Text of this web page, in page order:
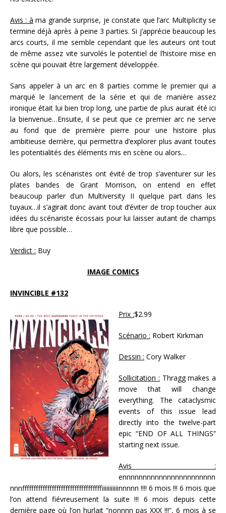
Avis : à ma grande surprise, je constate que l’arc Multiplicity se
termine déjà après à peine 3 parties. Si j’apprécie beaucoup les
arcs courts, il me semble cependant que les auteurs ont tout
de même assez vite survolés le potentiel de l’histoire mise en
scène qui pouvait être largement développée.
Sans appeler à un arc en 8 parties comme le premier qui a
marqué le lancement de la série et qui de manière assez
ironique était lui bien trop long, une partie de plus aurait été ici
la bienvenue…Ensuite, il se peut que ce premier arc ne serve
au fond que de première pierre pour une histoire plus
ambitieuse derrière, qui permettra d’explorer plus avant toutes
les potentialités des éléments mis en scène ou alors…
Ou alors, les scénaristes ont évité de trop s’aventurer sur les
plates bandes de Grant Morrison, on entend en effet
beaucoup parler d’un Multiversity II quelque part dans les
tuyaux…il s’agirait donc avant tout d’éviter de trop toucher aux
idées du scénariste écossais pour lui laisser autant de champs
libre que possible…
Verdict : Buy
IMAGE COMICS
INVINCIBLE #132
Prix :$2.99
Scénario : Robert Kirkman
Dessin : Cory Walker
Sollicitation : Thragg makes a
move that will change
everything. The cataclysmic
events of this issue lead
directly into the twelve-part
epic “END OF ALL THINGS”
starting next issue.
Avis :
ennnnnnnnnnnnnnnnnnnnnnn
nnnfffffffffffffffffffffffffffffffffffiiiiiiiiiiinnnnn !!!! 6 mois !!! 6 mois que
l’on attend fiévreusement la suite !!! 6 mois depuis cette
dernière page où l’on hurlait “nonnnn pas XXX !!!”, 6 mois à se